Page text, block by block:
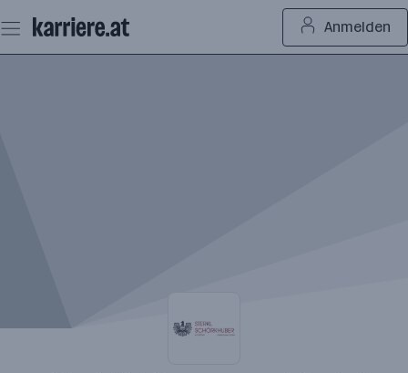
Seiteninhalt
springen
Anmelden